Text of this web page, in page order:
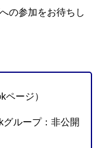
の参加をお待ちし
ページ）
グループ：非公開